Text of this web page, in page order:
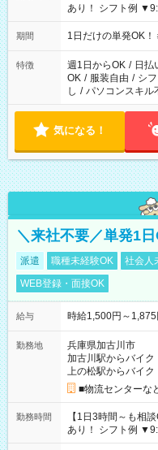
あり！ シフト例
▼18:00～21:00
期間 1日だけの単発OK
特徴 週1日からOK / 日払
OK / 服装自由 / シ
し / パソコンスキル
気になる！
＼来社不要／単発1
派遣 職種未経験OK 社会人
WEB登録・面接OK
給与 時給1,500円～1,875
勤務地
兵庫県加古川市
加古川駅からバイク
上の松駅からバイク
■物流センター
勤務時間
【1日3時間～も相
あり！ シフト例
▼18:00～21:00